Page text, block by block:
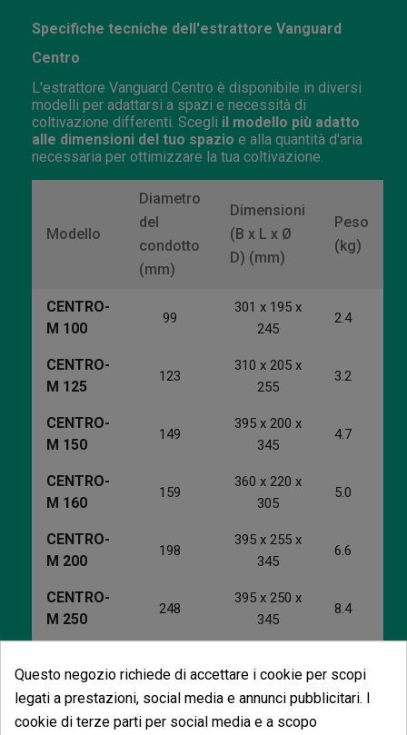
Specifiche tecniche dell'estrattore Vanguard
Centro
L'estrattore Vanguard Centro è disponibile in diversi
modelli per adattarsi a spazi e necessità di
coltivazione differenti. Scegli il modello più adatto
alle dimensioni del tuo spazio e alla quantità d'aria
necessaria per ottimizzare la tua coltivazione.
Modello
Diametro
del
condotto
(mm)
Dimensioni
(B x L x Ø
D) (mm)
Peso
(kg)
CENTRO-
M 100
99
301 x 195 x
245
2.4
CENTRO-
M 125
123
310 x 205 x
255
3.2
CENTRO-
M 150
149
395 x 200 x
345
4.7
CENTRO-
M 160
159
360 x 220 x
305
5.0
CENTRO-
M 200
198
395 x 255 x
345
6.6
CENTRO-
M 250
248
395 x 250 x
345
8.4
M 315
314
405
Questo negozio richiede di accettare i cookie per scopi
legati a prestazioni, social media e annunci pubblicitari. I
cookie di terze parti per social media e a scopo